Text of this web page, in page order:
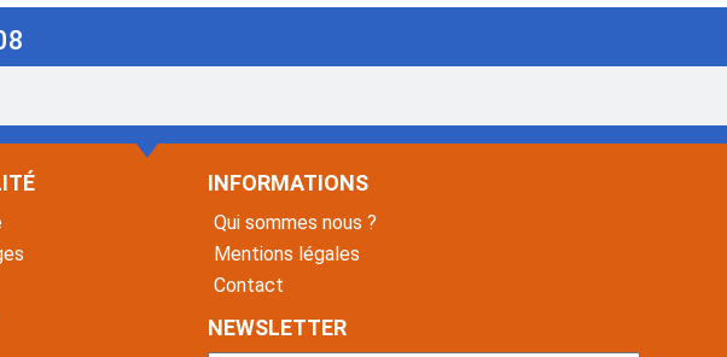
INFORMATIONS
Qui sommes nous ?
Mentions légales
Contact
NEWSLETTER